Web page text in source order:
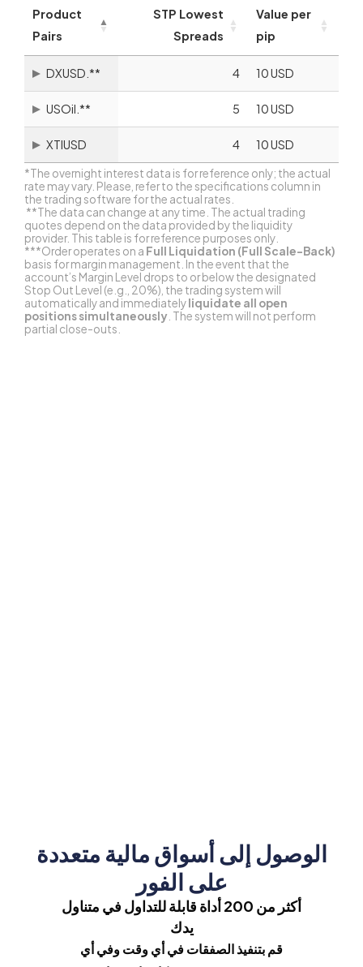
Product
Pairs
STP Lowest
Spreads
Value per
pip
DXUSD.** 4 10 USD
USOil.** 5 10 USD
XTIUSD 4 10 USD
*The overnight interest data is for reference only; the actual
rate may vary. Please, refer to the specifications column in
** The data can change at any time. The actual trading
quotes depend on the data provided by the liquidity
***Order operates on a Full Liquidation (Full Scale-Back)
basis for margin management. In the event that the
account’s Margin Level drops to or below the designated
Stop Out Level (e.g., 20%), the trading system will
automatically and immediatelyliquidate all open
positions simultaneously . The system will not perform
الوصول إلى أسواق مالية متعددة
على الفور
أكثر من 200 أداة قابلة للتداول في متناول
يدك
قم بتنفيذ الصفقات في أي وقت وفي أي